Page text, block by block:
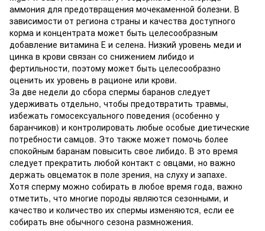
аммония для предотвращения мочекаменной болезни. В
зависимости от региона страны и качества доступного
корма и концентрата может быть целесообразным
добавление витамина Е и селена. Низкий уровень меди и
цинка в крови связан со снижением либидо и
фертильности, поэтому может быть целесообразно
оценить их уровень в рационе или крови.
За две недели до сбора спермы баранов следует
удерживать отдельно, чтобы предотвратить травмы,
избежать гомосексуального поведения (особенно у
баранчиков) и контролировать любые особые диетические
потребности самцов. Это также может помочь более
спокойным баранам повысить свое либидо. В это время
следует прекратить любой контакт с овцами, но важно
держать овцематок в поле зрения, на слуху и запахе.
Хотя сперму можно собирать в любое время года, важно
отметить, что многие породы являются сезонными, и
качество и количество их спермы изменяются, если ее
собирать вне обычного сезона размножения.